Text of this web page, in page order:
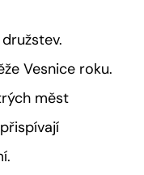
Vesnice roku.
měst